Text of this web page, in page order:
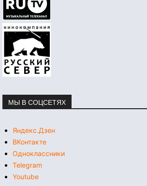
МЫ В СОЦСЕТЯХ
Яндекс.Дзен
ВКонтакте
Одноклассники
Telegram
Youtube